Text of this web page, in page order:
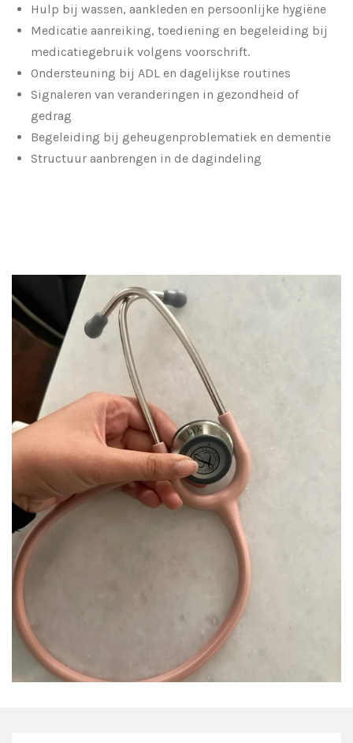
Hulp bij wassen, aankleden en persoonlijke hygiëne
Medicatie aanreiking, toediening en begeleiding bij
medicatiegebruik volgens voorschrift.
Ondersteuning bij ADL en dagelijkse routines
Signaleren van veranderingen in gezondheid of
gedrag
Begeleiding bij geheugenproblematiek en dementie
Structuur aanbrengen in de dagindeling